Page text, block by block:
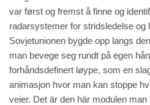
var først og fremst å finne og
radarsystemer for stridsledelse
Sovjetunionen bygde opp langs
man bevege seg rundt på egen
forhåndsdefinert løype, som en
animasjon hvor man kan stoppe
veier. Det är den här modulen